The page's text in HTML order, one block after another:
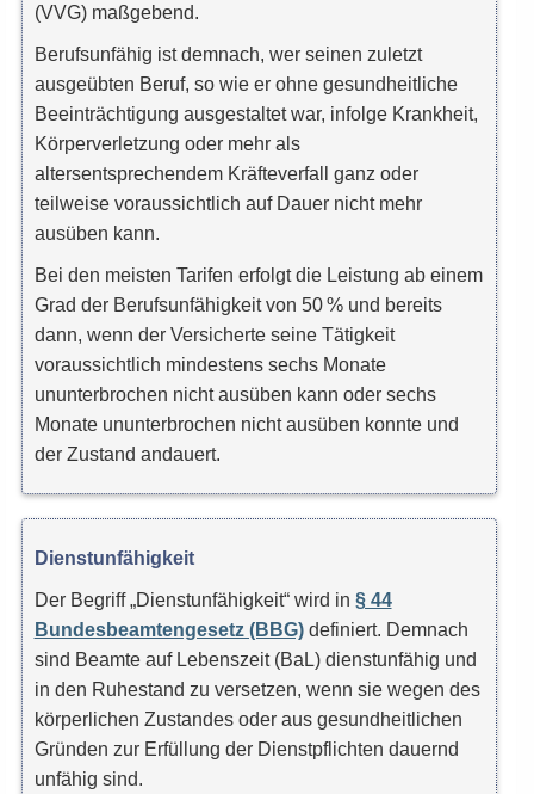
(VVG) maßgebend.
Berufsunfähig ist demnach, wer seinen zuletzt
ausgeübten Beruf, so wie er ohne gesundheitliche
Beeinträchtigung ausgestaltet war, infolge Krankheit,
Körperverletzung oder mehr als
altersentsprechendem Kräfteverfall ganz oder
teilweise voraussichtlich auf Dauer nicht mehr
ausüben kann.
Bei den meisten Tarifen erfolgt die Leistung ab einem
Grad der Berufsunfähigkeit von 50 % und bereits
dann, wenn der Versicherte seine Tätigkeit
voraussichtlich mindestens sechs Monate
ununterbrochen nicht ausüben kann oder sechs
Monate ununterbrochen nicht ausüben konnte und
der Zustand andauert.
Dienstunfähigkeit
Der Begriff „Dienstunfähigkeit“ wird in § 44
Bundesbeamtengesetz (BBG)definiert. Demnach
sind Beamte auf Lebenszeit (BaL) dienstunfähig und
in den Ruhestand zu versetzen, wenn sie wegen des
körperlichen Zustandes oder aus gesundheitlichen
Gründen zur Erfüllung der Dienstpflichten dauernd
unfähig sind.